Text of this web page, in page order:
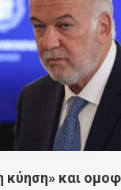
κύηση» και